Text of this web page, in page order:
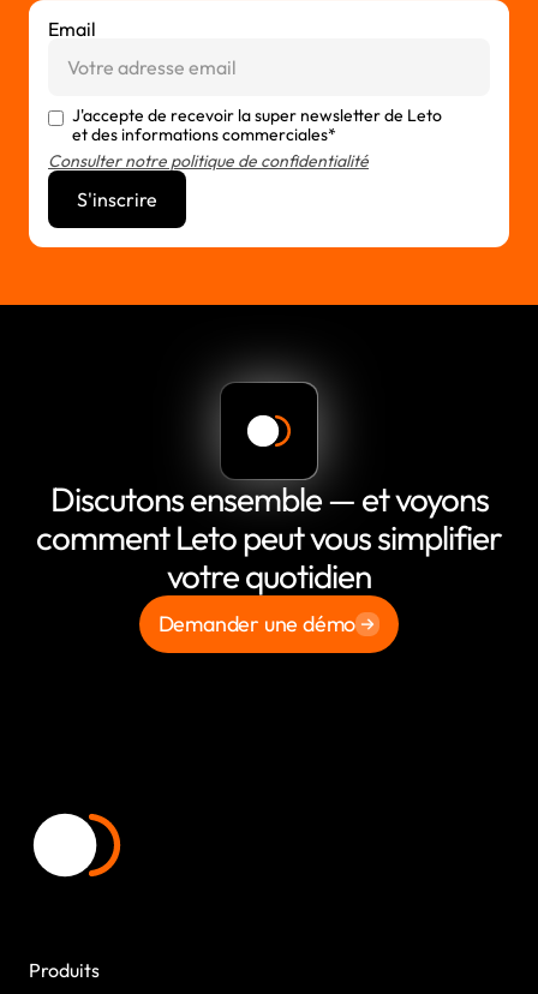
Email
J'accepte de recevoir la super newsletter de Leto
et des informations commerciales*
Consulter notre politique de confidentialité
Discutons ensemble — et voyons
comment Leto peut vous simplifier
votre quotidien
Demander une démo
Produits